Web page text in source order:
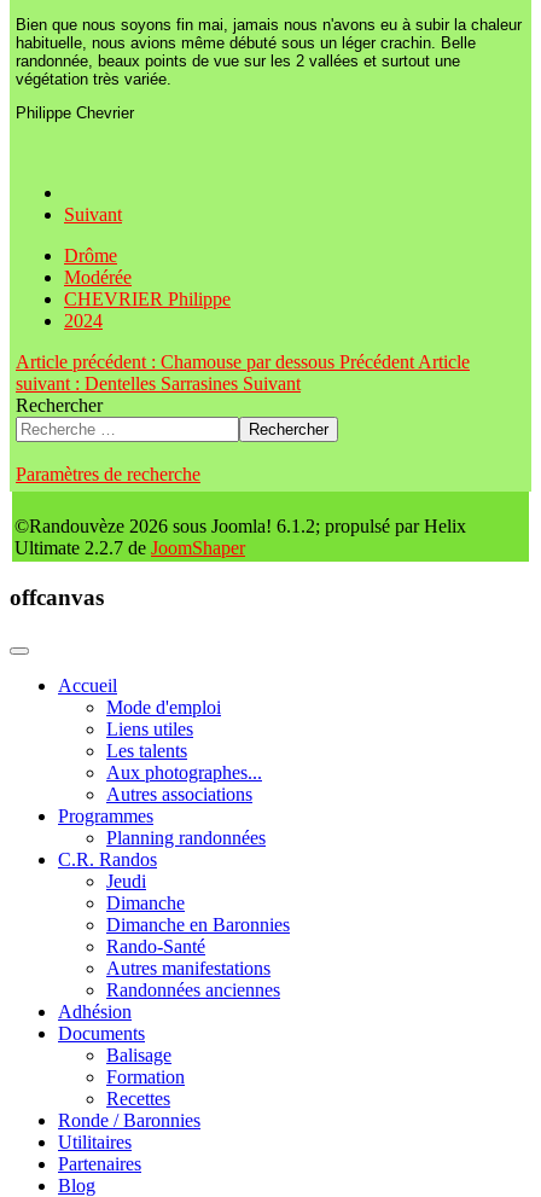
Bien que nous soyons fin mai, jamais nous n'avons eu à subir la chaleur
habituelle, nous avions même débuté sous un léger crachin. Belle
randonnée, beaux points de vue sur les 2 vallées et surtout une
végétation très variée.
Philippe Chevrier
Suivant
Drôme
Modérée
CHEVRIER Philippe
2024
Article précédent : Chamouse par dessous Précédent Article
suivant : Dentelles Sarrasines Suivant
Rechercher
Rechercher
Paramètres de recherche
©Randouvèze 2026 sous Joomla! 6.1.2; propulsé par Helix
Ultimate 2.2.7 de JoomShaper
offcanvas
Accueil
Mode d'emploi
Liens utiles
Les talents
Aux photographes...
Autres associations
Programmes
Planning randonnées
C.R. Randos
Jeudi
Dimanche
Dimanche en Baronnies
Rando-Santé
Autres manifestations
Randonnées anciennes
Adhésion
Documents
Balisage
Formation
Recettes
Ronde / Baronnies
Utilitaires
Partenaires
Blog